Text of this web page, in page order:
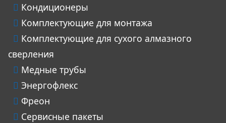
Кондиционеры
Комплектующие для монтажа
Комплектующие для сухого алмазного
сверления
Медные трубы
Энергофлекс
Фреон
Сервисные пакеты